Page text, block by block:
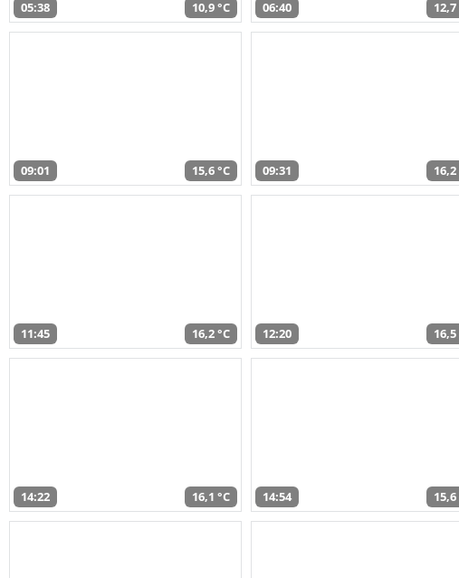
05:38 10,9 °C 06:40 12,7
09:01 15,6 °C 09:31 16,2
11:45 16,2 °C 12:20 16,5
14:22 16,1 °C 14:54 15,6